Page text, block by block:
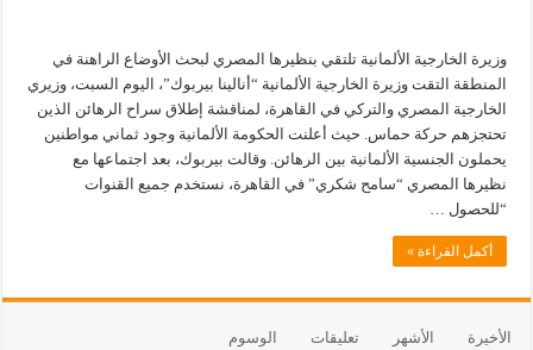
وزيرة الخارجية الألمانية تلتقي بنظيرها المصري لبحث الأوضاع الراهنة في
المنطقة التقت وزيرة الخارجية الألمانية “أنالينا بيربوك”، اليوم السبت، وزيري
الخارجية المصري والتركي في القاهرة، لمناقشة إطلاق سراح الرهائن الذين
تحتجزهم حركة حماس. حيث أعلنت الحكومة الألمانية وجود ثماني مواطنين
يحملون الجنسية الألمانية بين الرهائن. وقالت بيربوك، بعد اجتماعها مع
نظيرها المصري “سامح شكري” في القاهرة، نستخدم جميع القنوات
“للحصول …
أكمل القراءة »
الأخيرة الأشهر تعليقات الوسوم